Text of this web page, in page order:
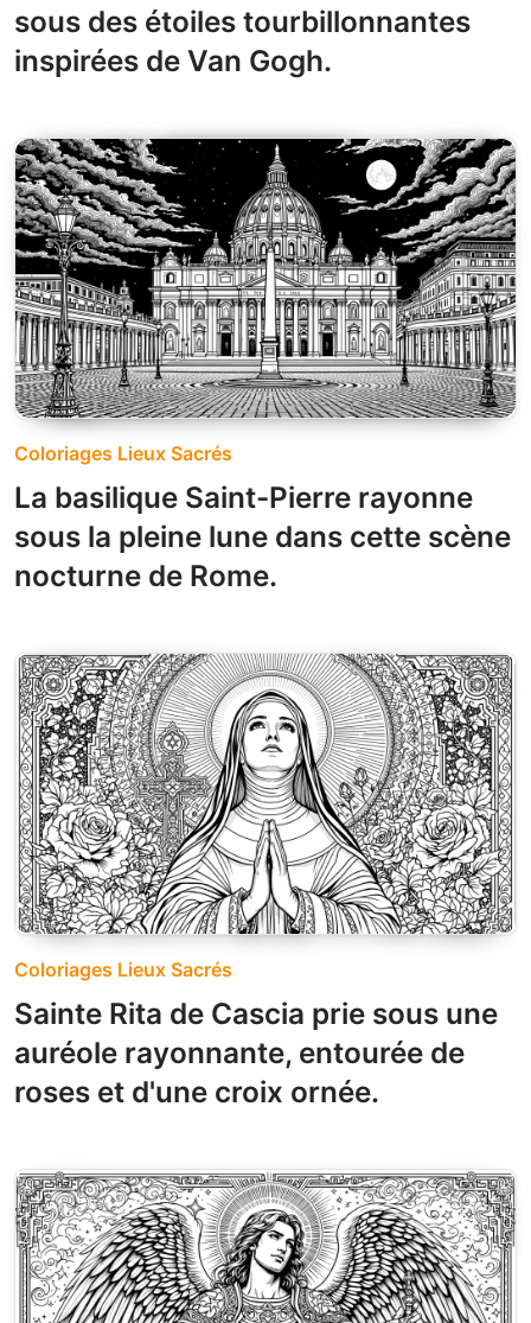
sous des étoiles tourbillonnantes
inspirées de Van Gogh.
Coloriages Lieux Sacrés
La basilique Saint-Pierre rayonne
sous la pleine lune dans cette scène
nocturne de Rome.
Coloriages Lieux Sacrés
Sainte Rita de Cascia prie sous une
auréole rayonnante, entourée de
roses et d'une croix ornée.